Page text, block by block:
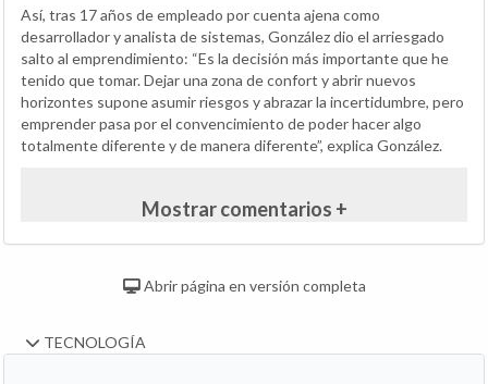
Así, tras 17 años de empleado por cuenta ajena como
desarrollador y analista de sistemas, González dio el arriesgado
salto al emprendimiento: “Es la decisión más importante que he
tenido que tomar. Dejar una zona de confort y abrir nuevos
horizontes supone asumir riesgos y abrazar la incertidumbre, pero
emprender pasa por el convencimiento de poder hacer algo
totalmente diferente y de manera diferente”, explica González.
Mostrar comentarios +
Abrir página en versión completa
TECNOLOGÍA